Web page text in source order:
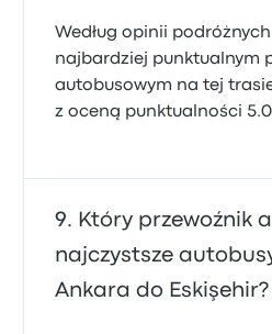
Według opinii
najbardziej punktualnym
autobusowym na tej
z oceną punktualności
Który przewoźnik
najczystsze
Ankara do Eskişehir?